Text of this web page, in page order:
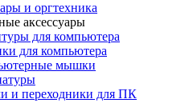
и оргтехника
аксессуары
для компьютера
для компьютера
мышки
и переходники для ПК